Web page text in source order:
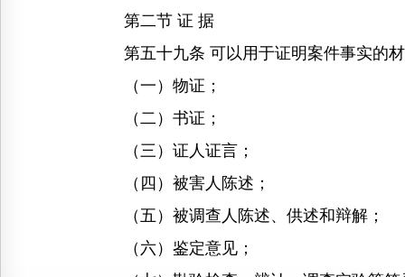
第二节 证 据
第五十九条 可以用于证明案件事实的材
（一）物证；
（二）书证；
（三）证人证言；
（四）被害人陈述；
（五）被调查人陈述、供述和辩解；
（六）鉴定意见；